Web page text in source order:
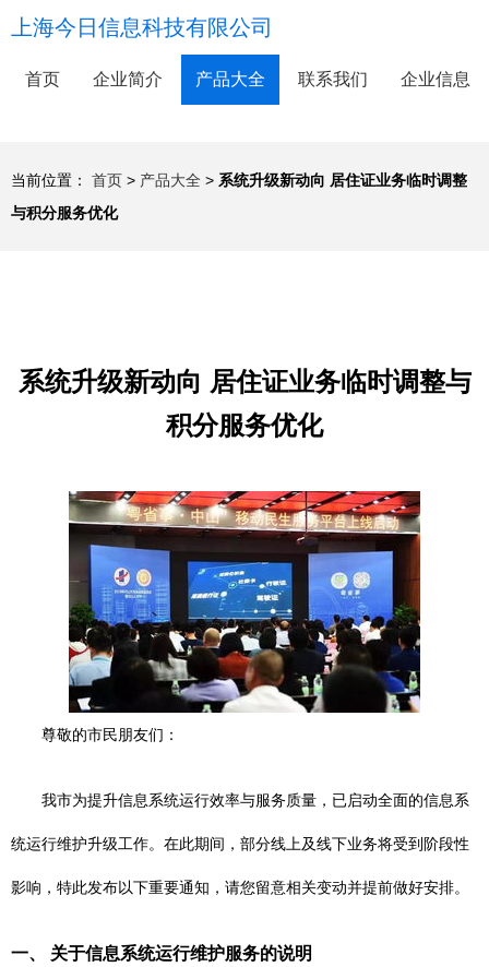
上海今日信息科技有限公司
首页 企业简介 产品大全 联系我们 企业信息
当前位置： 首页 > 产品大全 > 系统升级新动向 居住证业务临时调整
与积分服务优化
系统升级新动向 居住证业务临时调整与
积分服务优化
尊敬的市民朋友们：
我市为提升信息系统运行效率与服务质量，已启动全面的信息系
统运行维护升级工作。在此期间，部分线上及线下业务将受到阶段性
影响，特此发布以下重要通知，请您留意相关变动并提前做好安排。
一、 关于信息系统运行维护服务的说明